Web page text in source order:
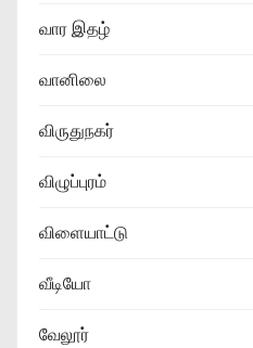
வார இதழ்
வானிலை
விருதுநகர்
விழுப்புரம்
விளையாட்டு
வீடியோ
வேலூர்